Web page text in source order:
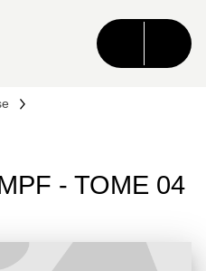
CONTENU
- TOME 04